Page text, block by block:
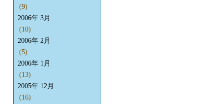
(9)
2006年 3月
(10)
2006年 2月
(5)
2006年 1月
(13)
2005年 12月
(16)